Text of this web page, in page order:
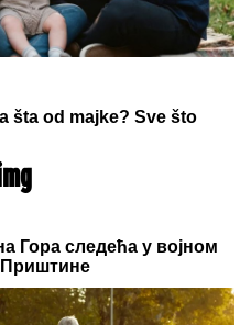
Krunićka izgubila
Toronta
PREPISKE FILIPA I
Odmah se
dođe do mene", evo
Đukića